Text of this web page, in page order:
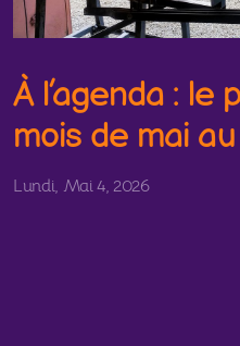
À l’agenda : le
mois de mai
Lundi, Mai 4, 2026